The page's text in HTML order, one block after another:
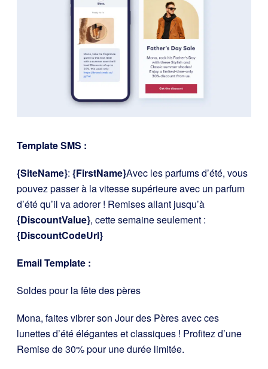
Template SMS :
{SiteName}: {FirstName}Avec les parfums d’été, vous
pouvez passer à la vitesse supérieure avec un parfum
d’été qu’il va adorer ! Remises allant jusqu’à
{DiscountValue}, cette semaine seulement :
{DiscountCodeUrl}
Email Template :
Soldes pour la fête des pères
Mona, faites vibrer son Jour des Pères avec ces
lunettes d’été élégantes et classiques ! Profitez d’une
Remise de 30% pour une durée limitée.